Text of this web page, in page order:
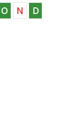
O N D